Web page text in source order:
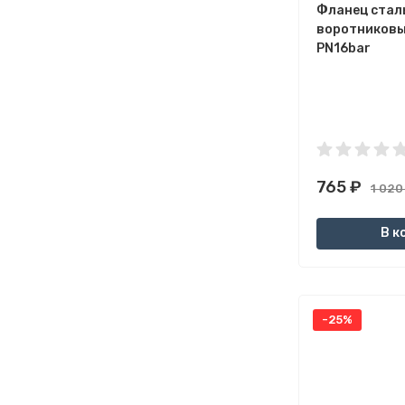
Фланец
PN16bar
765₽ 1 020
В
-25%